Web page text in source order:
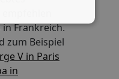
Frankreich.
zum Beispiel
V in Paris
in